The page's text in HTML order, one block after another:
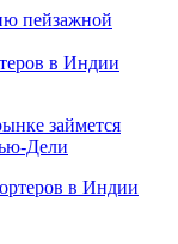
в Индии
займется
Дели